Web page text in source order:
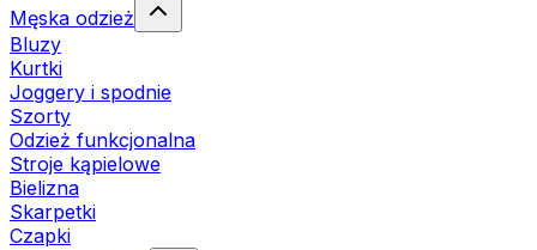
Męska odzież
Bluzy
Kurtki
Joggery i spodnie
Szorty
Odzież funkcjonalna
Stroje kąpielowe
Bielizna
Skarpetki
Czapki